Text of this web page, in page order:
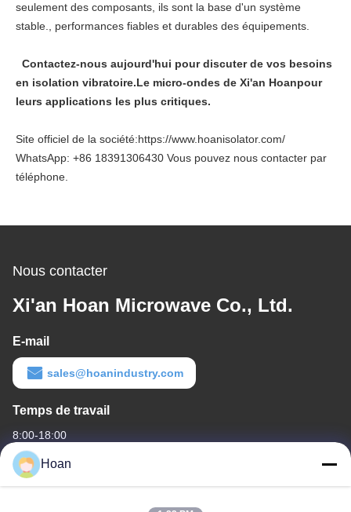
seulement des composants, ils sont la base d'un système
stable., performances fiables et durables des équipements.
Contactez-nous aujourd'hui pour discuter de vos besoins
en isolation vibratoire.Le micro-ondes de Xi'an Hoanpour
leurs applications les plus critiques.
Site officiel de la société:https://www.hoanisolator.com/
WhatsApp: +86 18391306430 Vous pouvez nous contacter par
téléphone.
Nous contacter
Xi'an Hoan Microwave Co., Ltd.
E-mail
sales@hoanindustry.com
Temps de travail
8:00-18:00
Notre adresse
Hoan